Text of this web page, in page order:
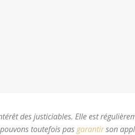
des justiciables. Elle est
toutefois pasgarantirson